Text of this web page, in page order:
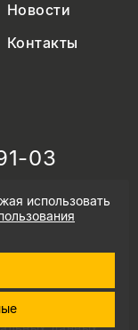
Новости
Контакты
03
2026
использовать